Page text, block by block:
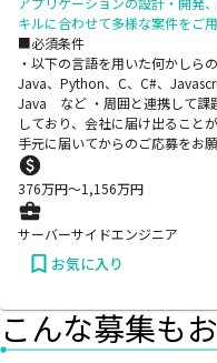
キルに合わせて多様な案件をご用
■必須条件
・以下の言語を用いた何かしら
Java、Python、C、C#、
Java など ・周囲と連携して課
しており、会社に届け出ること
手元に届いてからのご応募をお願
376万円〜1,156万円
サーバーサイドエンジニア
お気に入り
こんな募集も